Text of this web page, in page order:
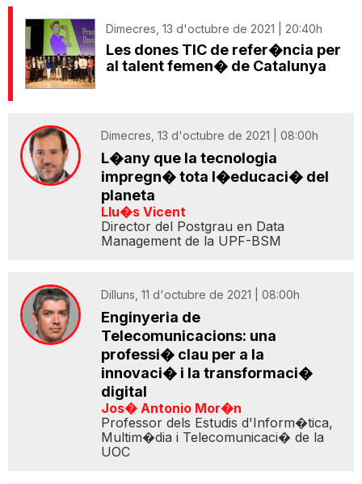
Dimecres, 13 d'octubre de 2021 | 20:40h
Les dones TIC de refer�ncia per
al talent femen� de Catalunya
Dimecres, 13 d'octubre de 2021 | 08:00h
L�any que la tecnologia
impregn� tota l�educaci� del
planeta
Llu�s Vicent
Director del Postgrau en Data
Management de la UPF-BSM
Dilluns, 11 d'octubre de 2021 | 08:00h
Enginyeria de
Telecomunicacions: una
professi� clau per a la
innovaci� i la transformaci�
digital
Jos� Antonio Mor�n
Professor dels Estudis d'Inform�tica,
Multim�dia i Telecomunicaci� de la
UOC